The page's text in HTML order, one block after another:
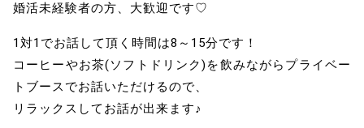
婚活未経験者の方、大歓迎です♡
1対1でお話して頂く時間は8～15分です！
コーヒーやお茶(ソフトドリンク)を飲みながらプライベー
トブースでお話いただけるので、
リラックスしてお話が出来ます♪